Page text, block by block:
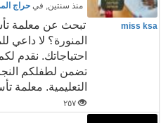
منذ سنتين, في حراج
miss ksa
تبحث عن معلمة
المنورة؟ لا داعي
احتياجاتك. نقدم
تضمن لطفلكم
التعليمية. معلمة
٢٥٧